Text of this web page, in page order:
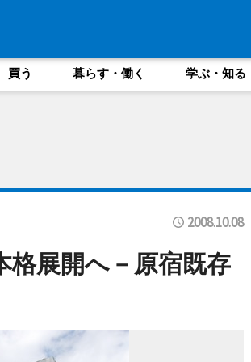
買う 暮らす・働く 学ぶ・知る
2008.10.08
展開へ－原宿既存